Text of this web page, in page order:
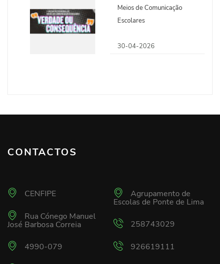
Meios de Comunicação
Escolares
30-04-2026
CONTACTOS
CENFIPE
Rua Cónego Manuel
José Barbosa Correia
4990-079
Agrupamento de
Escolas de Ponte de Lima
258743029
926619111